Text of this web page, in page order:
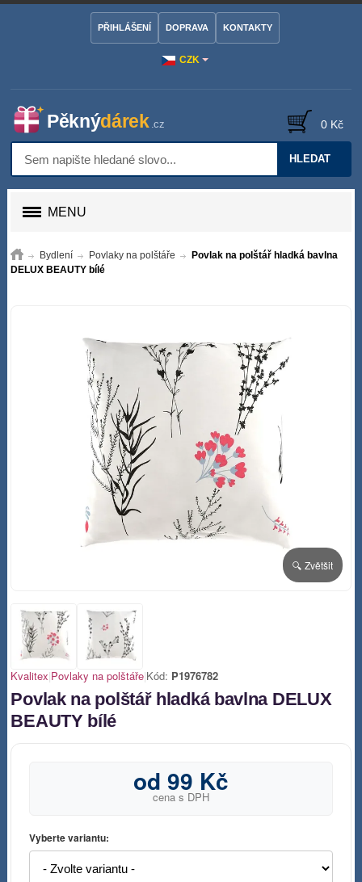
CZK
PŘIHLÁŠENÍ DOPRAVA KONTAKTY
HLEDAT
0 Kč
MENU
Bydlení Povlaky na polštáře
Povlak na polštář hladká bavlna
DELUX BEAUTY bílé
🔍 Zvětšit
Kvalitex|Povlaky na polštáře|Kód: P1976782
Povlak na polštář hladká bavlna DELUX
BEAUTY bílé
od 99 Kč
cena s DPH
Vyberte variantu: